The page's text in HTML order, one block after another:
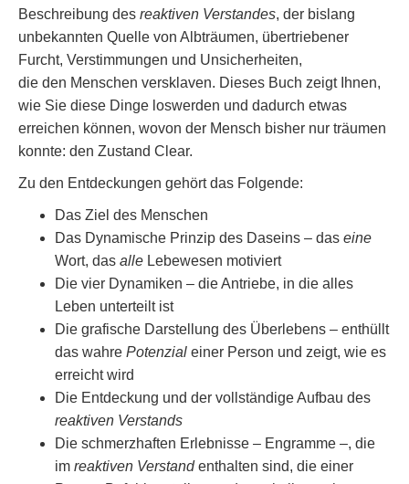
Beschreibung des reaktiven Verstandes, der bislang
unbekannten Quelle von Albträumen, übertriebener
Furcht, Verstimmungen und Unsicherheiten,
die den Menschen versklaven. Dieses Buch zeigt Ihnen,
wie Sie diese Dinge loswerden und dadurch etwas
erreichen können, wovon der Mensch bisher nur träumen
konnte: den Zustand Clear.
Zu den Entdeckungen gehört das Folgende:
Das Ziel des Menschen
Das Dynamische Prinzip des Daseins – das eine
Wort, das alle Lebewesen motiviert
Die vier Dynamiken – die Antriebe, in die alles
Leben unterteilt ist
Die grafische Darstellung des Überlebens – enthüllt
das wahre Potenzial einer Person und zeigt, wie es
erreicht wird
Die Entdeckung und der vollständige Aufbau des
reaktiven Verstands
Die schmerzhaften Erlebnisse – Engramme –, die
im reaktiven Verstandenthalten sind, die einer